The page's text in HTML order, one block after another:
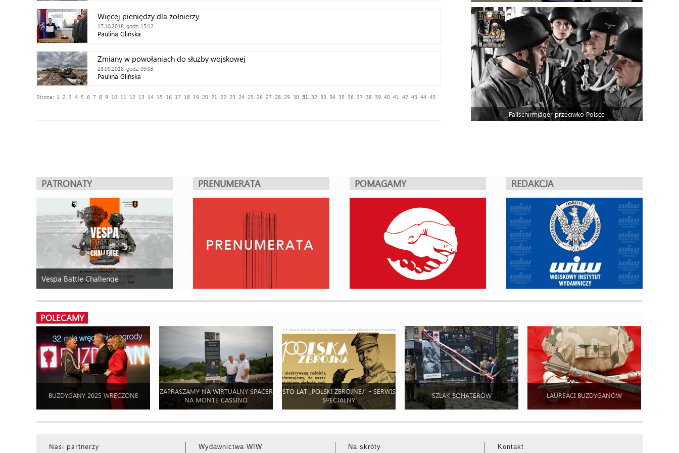
Więcej pieniędzy dla żołnierzy
17.10.2018, godz. 15:12
Paulina Glińska
Zmiany w powołaniach do służby wojskowej
28.09.2018, godz. 09:03
Paulina Glińska
Strona: 1 2 3 4 5 6 7 8 9 10 11 12 13 14 15 16 17 18 19 20 21 22 23 24 25 26 27 28 29 30 31 32 33 34 35 36 37 38 39 40 41 42 43 44 45
Fallschirmjäger przeciwko Polsce
PATRONATY
Vespa Battle Challenge
PRENUMERATA POMAGAMY REDAKCJA
POLECAMY
BUZDYGANY 2025 WRĘCZONE
ZAPRASZAMY NA WIRTUALNY SPACER
NA MONTE CASSINO
STO LAT „POLSKI ZBROJNEJ” - SERWIS
SPECJALNY
SZLAK BOHATERÓW LAUREACI BUZDYGANÓW
Nasi partnerzy Wydawnictwa WIW Na skróty Kontakt